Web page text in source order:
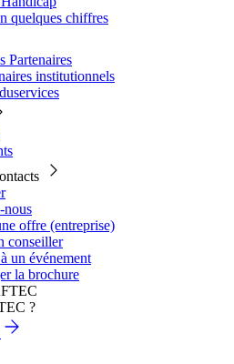
quelques chiffres
Partenaires
institutionnels
nous
offre (entreprise)
conseiller
un événement
la brochure
?